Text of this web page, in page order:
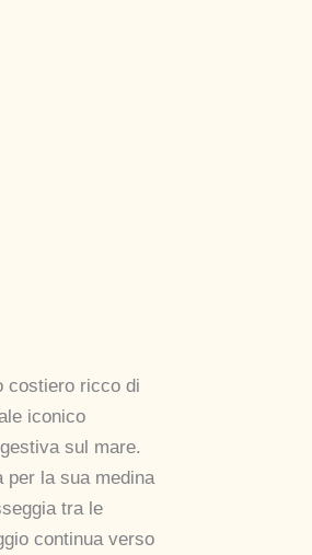
costiero ricco di
iconico
sul mare.
la sua medina
tra le
continua verso